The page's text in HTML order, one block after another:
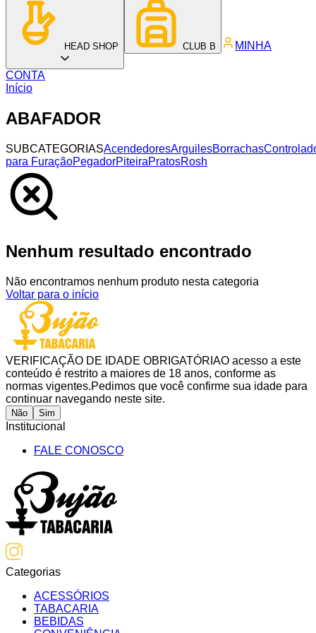
HEAD SHOP CLUB B MINHA
CONTA
Início
ABAFADOR
SUBCATEGORIASAcendedoresArguilesBorrachas
para FuraçãoPegadorPiteiraPratosRosh
Nenhum resultado encontrado
Não encontramos nenhum produto nesta categoria
Voltar para o início
VERIFICAÇÃO DE IDADE OBRIGATÓRIAO acesso a este
conteúdo é restrito a maiores de 18 anos, conforme as
normas vigentes.Pedimos que você confirme sua idade para
continuar navegando neste site.
Não Sim
Institucional
FALE CONOSCO
Categorias
ACESSÓRIOS
TABACARIA
BEBIDAS